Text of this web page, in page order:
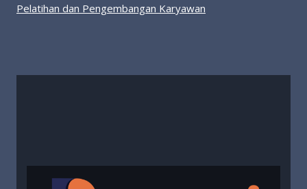
Pelatihan dan Pengembangan Karyawan